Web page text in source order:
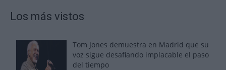
Los más vistos
Tom Jones demuestra en Madrid que su
voz sigue desafiando implacable el paso
del tiempo